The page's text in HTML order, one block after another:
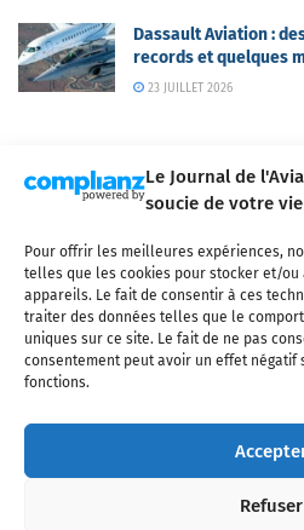
Le Journal de
soucie de votre
Pour offrir les meilleures expériences,
telles que les cookies pour stocker et/ou
appareils. Le fait de consentir à ces
traiter des données telles que le
uniques sur ce site. Le fait de ne pas
consentement peut avoir un effet
fonctions.
Refuser
Dassault Aviation :
records et quelques
23 JUILLET 2026
Qui sommes-nous ? Nous
Mentions légales
CGV Politique
l'industrie aéronautique, l'aviation
civils, l'aéronautique de défense et